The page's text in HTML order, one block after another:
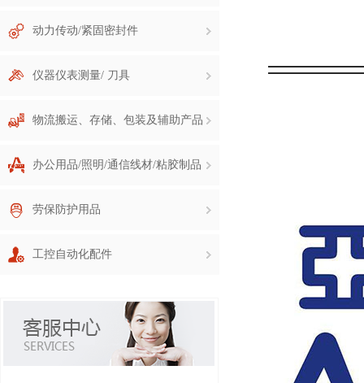
动力传动/紧固密封件
仪器仪表测量/ 刀具
物流搬运、存储、包装及辅助产品
办公用品/照明/通信线材/粘胶制品
劳保防护用品
工控自动化配件